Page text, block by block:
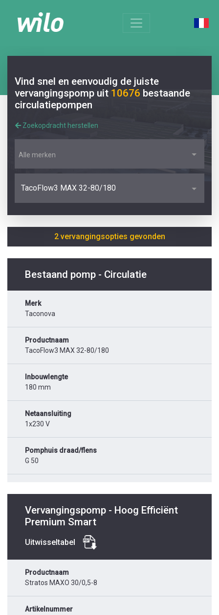
Vind snel en eenvoudig de juiste
vervangingspomp uit 10676 bestaande
circulatiepompen
Zoekopdracht herstellen
Alle merken
TacoFlow3 MAX 32-80/180
2 vervangingsopties gevonden
Bestaand pomp - Circulatie
Merk
Taconova
Productnaam
TacoFlow3 MAX 32-80/180
Inbouwlengte
180 mm
Netaansluiting
1x230 V
Pomphuis draad/flens
G 50
Vervangingspomp - Hoog Efficiënt
Premium Smart
Uitwisseltabel
Productnaam
Stratos MAXO 30/0,5-8
Artikelnummer